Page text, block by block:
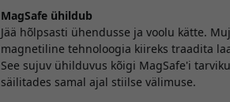
MagSafe ühildub
Jää hõlpsasti ühendusse ja voolu kätte.
magnetiline tehnoloogia kiireks traadita
See sujuv ühilduvus kõigi MagSafe'i
säilitades samal ajal stiilse välimuse.